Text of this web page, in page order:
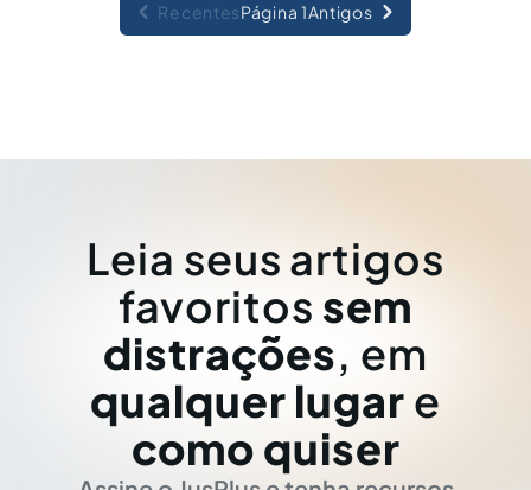
RecentesPágina 1Antigos
Leia seus artigos
favoritos sem
distrações, em
qualquer lugar e
como quiser